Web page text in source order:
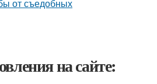
на сайте: